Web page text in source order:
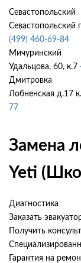
Севастопольский
Севастопольский
(499) 460-69-84
Мичуринский
Удальцова, 60, к.7
Дмитровка
Лобненская д.17
77
Замена
Yeti
Диагностика
Заказать
Получить
Гарантия на